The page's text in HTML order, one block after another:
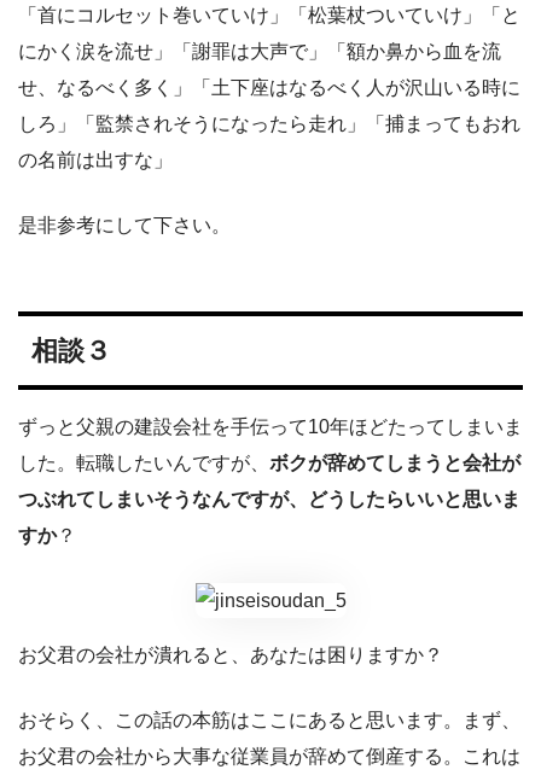
「首にコルセット巻いていけ」「松葉杖ついていけ」「と
にかく涙を流せ」「謝罪は大声で」「額か鼻から血を流
せ、なるべく多く」「土下座はなるべく人が沢山いる時に
しろ」「監禁されそうになったら走れ」「捕まってもおれ
の名前は出すな」
是非参考にして下さい。
相談３
ずっと父親の建設会社を手伝って10年ほどたってしまいま
した。転職したいんですが、 ボクが辞めてしまうと会社が
つぶれてしまいそうなんですが、どうしたらいいと思いま
すか？
お父君の会社が潰れると、あなたは困りますか？
おそらく、この話の本筋はここにあると思います。まず、
お父君の会社から大事な従業員が辞めて倒産する。これは